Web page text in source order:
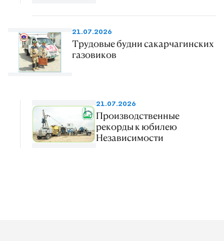
21.07.2026
Трудовые будни сакарчагинских
газовиков
21.07.2026
Производственные
рекорды к юбилею
Независимости